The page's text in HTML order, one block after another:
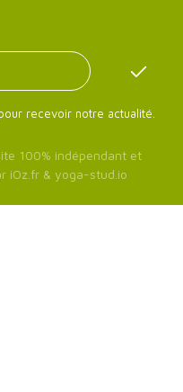
recevoir notre actualité.
100% indépendant et
iOz.fr & yoga-stud.io